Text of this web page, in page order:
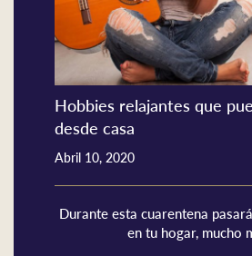
Hobbies relajantes que
desde casa
Abril 10, 2020
Durante esta cuarentena
en tu hogar, mucho